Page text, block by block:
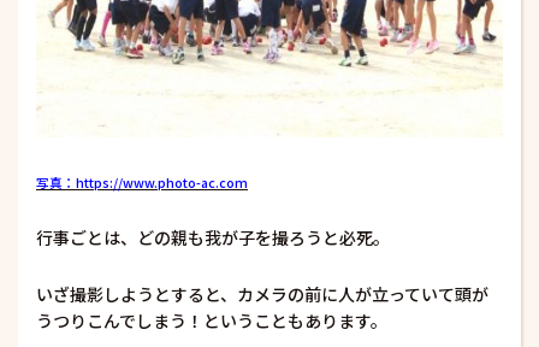
写真：https://www.photo-ac.com
行事ごとは、どの親も我が子を撮ろうと必死。
いざ撮影しようとすると、カメラの前に人が立っていて頭が
うつりこんでしまう！ということもあります。